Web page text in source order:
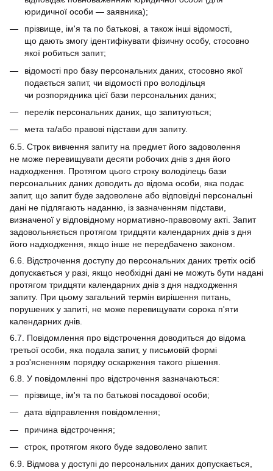
юридичної особи — заявника);
прізвище, ім'я та по батькові, а також інші відомості,
що дають змогу ідентифікувати фізичну особу, стосовно
якої робиться запит;
відомості про базу персональних даних, стосовно якої
подається запит, чи відомості про володільця
чи розпорядника цієї бази персональних даних;
перелік персональних даних, що запитуються;
мета та/або правові підстави для запиту.
6.5. Строк вивчення запиту на предмет його задоволення
не може перевищувати десяти робочих днів з дня його
надходження. Протягом цього строку володілець бази
персональних даних доводить до відома особи, яка подає
запит, що запит буде задоволене або відповідні персональні
дані не підлягають наданню, із зазначенням підстави,
визначеної у відповідному нормативно-правовому акті. Запит
задовольняється протягом тридцяти календарних днів з дня
його надходження, якщо інше не передбачено законом.
6.6. Відстрочення доступу до персональних даних третіх осіб
допускається у разі, якщо необхідні дані не можуть бути надані
протягом тридцяти календарних днів з дня надходження
запиту. При цьому загальний термін вирішення питань,
порушених у запиті, не може перевищувати сорока п'яти
календарних днів.
6.7. Повідомлення про відстрочення доводиться до відома
третьої особи, яка подала запит, у письмовій формі
з роз'ясненням порядку оскарження такого рішення.
6.8. У повідомленні про відстрочення зазначаються:
прізвище, ім'я та по батькові посадової особи;
дата відправлення повідомлення;
причина відстрочення;
строк, протягом якого буде задоволено запит.
6.9. Відмова у доступі до персональних даних допускається,